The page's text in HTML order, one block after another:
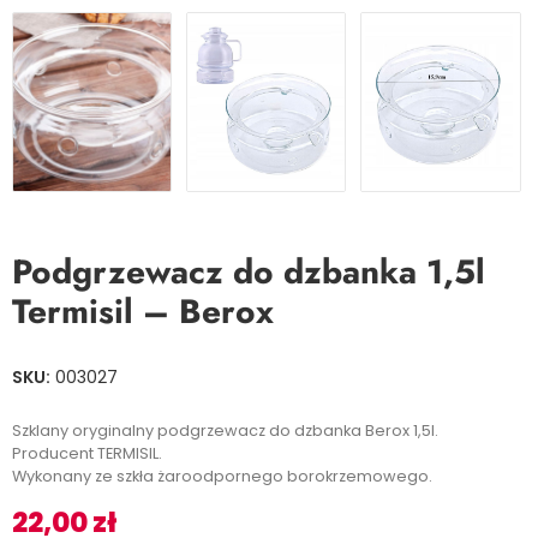
Podgrzewacz do dzbanka 1,5l
Termisil – Berox
SKU: 003027
Szklany oryginalny podgrzewacz do dzbanka Berox 1,5l.
Producent TERMISIL.
Wykonany ze szkła żaroodpornego borokrzemowego.
22,00zł